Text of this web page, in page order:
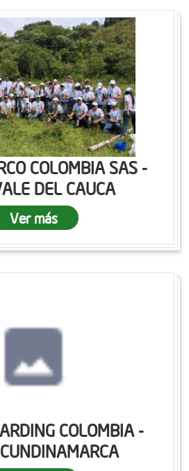
COLOMBIA SAS -
DEL CAUCA
Ver más
COLOMBIA -